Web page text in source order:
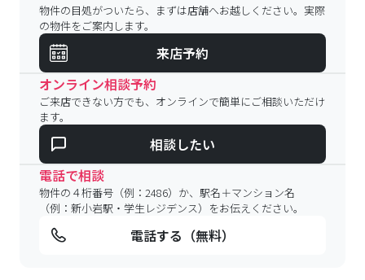
物件の目処がついたら、まずは店舗へお越しください。実際
の物件をご案内します。
来店予約
オンライン相談予約
ご来店できない方でも、オンラインで簡単にご相談いただけ
ます。
相談したい
電話で相談
物件の４桁番号（例：2486）か、駅名＋マンション名
（例：新小岩駅・学生レジデンス）をお伝えください。
電話する（無料）